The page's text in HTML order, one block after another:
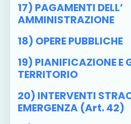
17) PAGAMENTI DELL’
AMMINISTRAZIONE
18) OPERE PUBBLICHE
19) PIANIFICAZIONE E
TERRITORIO
20) INTERVENTI
EMERGENZA (art. 42)